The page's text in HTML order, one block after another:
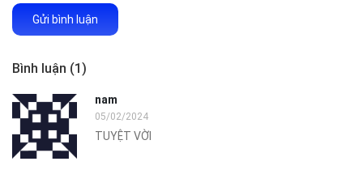
Gửi bình luận
Bình luận (1)
nam
05/02/2024
TUYỆT VỜI